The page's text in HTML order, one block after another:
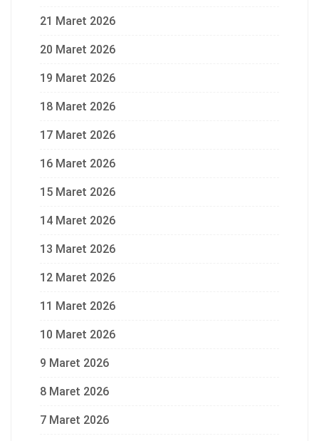
21 Maret 2026
20 Maret 2026
19 Maret 2026
18 Maret 2026
17 Maret 2026
16 Maret 2026
15 Maret 2026
14 Maret 2026
13 Maret 2026
12 Maret 2026
11 Maret 2026
10 Maret 2026
9 Maret 2026
8 Maret 2026
7 Maret 2026